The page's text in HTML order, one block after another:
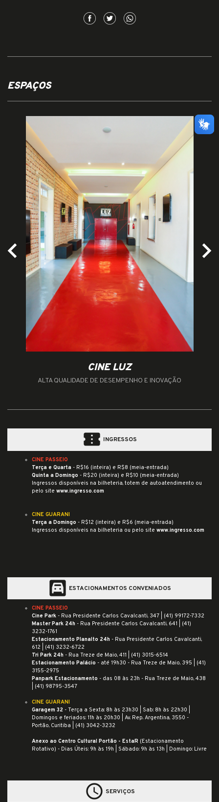
ESPAÇOS
CINE LUZ
ALTA QUALIDADE DE DESEMPENHO E INOVAÇÃO
confirmation_number INGRESSOS
CINE PASSEIO
Terça e Quarta - R$16 (inteira) e R$8 (meia-entrada)
Quinta a Domingo - R$20 (inteira) e R$10 (meia-entrada)
Ingressos disponíveis na bilheteria, totem de autoatendimento ou
pelo site www.ingresso.com
CINE GUARANI
Terça a Domingo - R$12 (inteira) e R$6 (meia-entrada)
Ingressos disponíveis na bilheteria ou pelo site www.ingresso.com
garage ESTACIONAMENTOS CONVENIADOS
CINE PASSEIO
Cine Park - Rua Presidente Carlos Cavalcanti, 347 | (41) 99172-7332
Master Park 24h - Rua Presidente Carlos Cavalcanti, 641 | (41)
3232-1761
Estacionamento Planalto 24h - Rua Presidente Carlos Cavalcanti,
612 | (41) 3232-6722
Tri Park 24h - Rua Treze de Maio, 411 | (41) 3015-6514
Estacionamento Palácio - até 19h30 - Rua Treze de Maio, 395 | (41)
3155-2975
Panpark Estacionamento - das 08 às 23h - Rua Treze de Maio, 438
| (41) 98795-3547
CINE GUARANI
Garagem 32 - Terça a Sexta: 8h às 23h30 | Sab: 8h às 22h30 |
Domingos e feriados: 11h às 20h30 | Av. Rep. Argentina, 3550 -
Portão, Curitiba | (41) 3042-3232
Anexo ao Centro Cultural Portão - EstaR (Estacionamento
Rotativo) - Dias Úteis: 9h às 19h | Sábado: 9h às 13h | Domingo: Livre
schedule SERVIÇOS